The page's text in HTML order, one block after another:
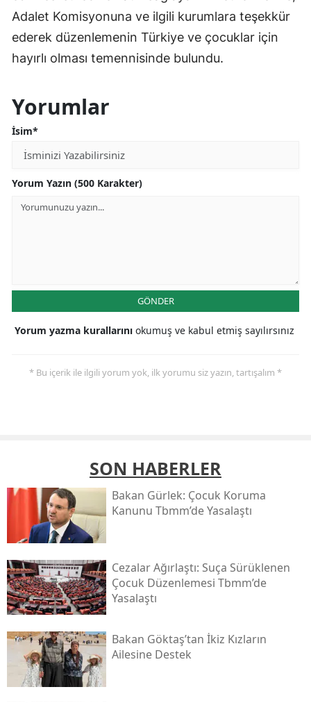
Adalet Komisyonuna ve ilgili kurumlara teşekkür
ederek düzenlemenin Türkiye ve çocuklar için
hayırlı olması temennisinde bulundu.
Yorumlar
İsim*
Yorum Yazın (500 Karakter)
GÖNDER
Yorum yazma kurallarını okumuş ve kabul etmiş sayılırsınız
* Bu içerik ile ilgili yorum yok, ilk yorumu siz yazın, tartışalım *
SON HABERLER
Bakan Gürlek: Çocuk Koruma
Kanunu Tbmm’de Yasalaştı
Cezalar Ağırlaştı: Suça Sürüklenen
Çocuk Düzenlemesi Tbmm’de
Yasalaştı
Bakan Göktaş’tan İkiz Kızların
Ailesine Destek